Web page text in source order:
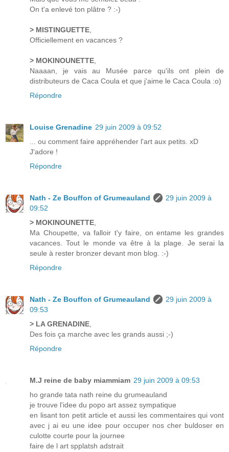
On t'a enlevé ton plâtre ? :-)
> MISTINGUETTE,
Officiellement en vacances ?
> MOKINOUNETTE,
Naaaan, je vais au Musée parce qu'ils ont plein de
distributeurs de Caca Coula et que j'aime le Caca Coula :o)
Répondre
Louise Grenadine 29 juin 2009 à 09:52
... ou comment faire appréhender l'art aux petits. xD
J'adore !
Répondre
Nath - Ze Bouffon of Grumeauland
29 juin 2009 à
09:52
> MOKINOUNETTE,
Ma Choupette, va falloir t'y faire, on entame les grandes
vacances. Tout le monde va être à la plage. Je serai la
seule à rester bronzer devant mon blog. :-)
Répondre
Nath - Ze Bouffon of Grumeauland
29 juin 2009 à
09:53
> LA GRENADINE,
Des fois ça marche avec les grands aussi ;-)
Répondre
M.J reine de baby miammiam 29 juin 2009 à 09:53
ho grande tata nath reine du grumeauland
je trouve l'idee du popo art assez sympatique
en lisant ton petit article et aussi les commentaires qui vont
avec j ai eu une idee pour occuper nos cher buldoser en
culotte courte pour la journee
faire de l art spplatsh adstrait